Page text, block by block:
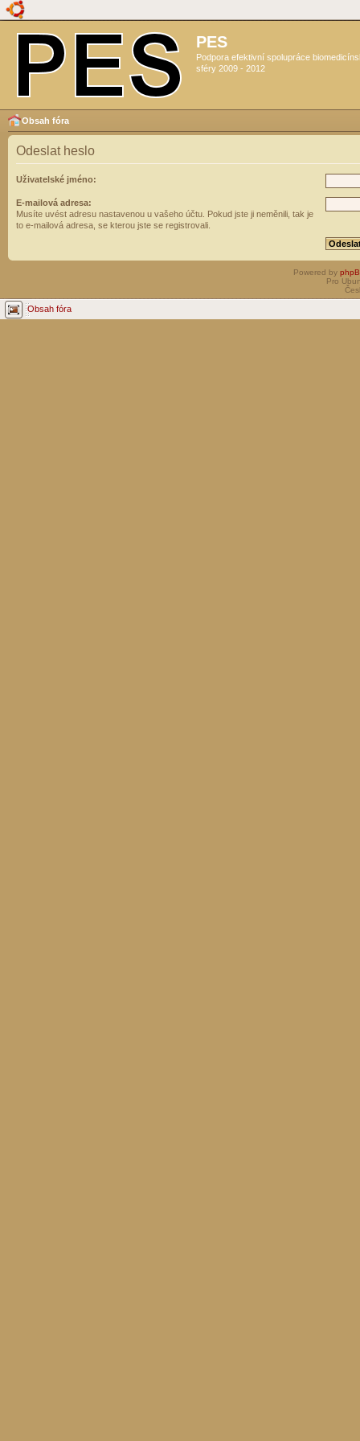
PES
Podpora efektivní spolupráce
sféry 2009 - 2012
Obsah fóra
Odeslat heslo
Uživatelské jméno:
E-mailová adresa:
Musíte uvést adresu nastavenou u vašeho účtu. Pokud jste ji neměnili, tak je
to e-mailová adresa, se kterou jste se registrovali.
Powered by
Pro
Obsah fóra